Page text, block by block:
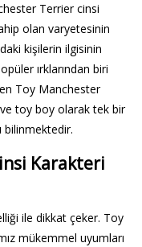
Terrier cinsi
olan varyetesinin
kişilerin ilgisinin
ırklarından biri
Toy Manchester
toy boy olarak tek bir
bilinmektedir.
Karakteri
ile dikkat çeker. Toy
mükemmel uyumları